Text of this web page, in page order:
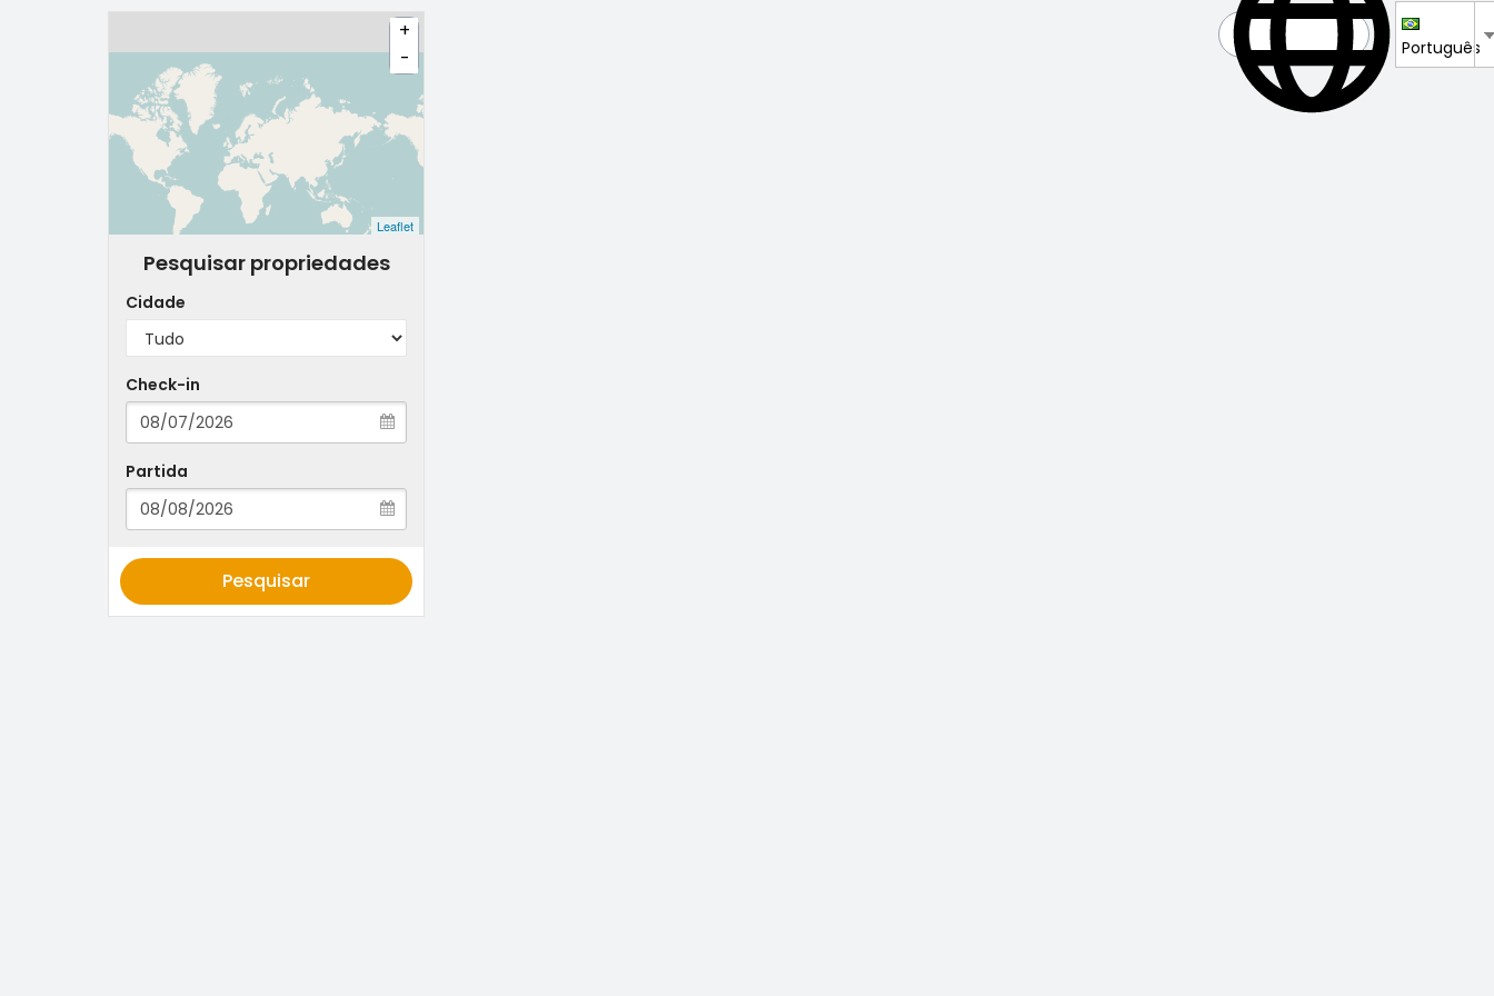
+
-
Leaflet
Pesquisar propriedades
Cidade
Check-in
Partida
Pesquisar
Português